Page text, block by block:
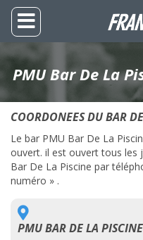
PMU Bar De La
COORDONEES DU BAR
Le bar PMU Bar De La
ouvert. il est ouvert tous les
Bar De La Piscine par
numéro » .
PMU BAR DE LA PISCINE